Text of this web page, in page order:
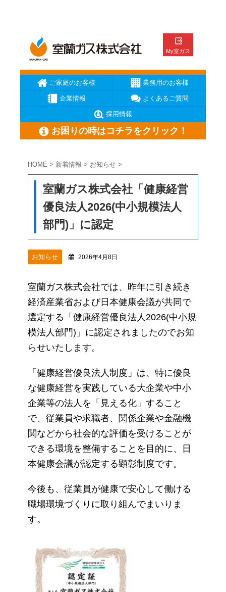
ご家庭のお客様 業務用のお客様
企業情報 よくあるご質問
採用情報
お困りの時はコチラをクリック！
ガス臭いと思ったら ガスが出ない
メーターの復帰方法
HOME > 新着情報 > お知らせ >
室蘭ガス株式会社「健康経営
優良法人2026(中小規模法人
部門)」に認定
お知らせ 2026年4月8日
室蘭ガス株式会社では、昨年に引き続き
経済産業省および日本健康会議が共同で
選定する「健康経営優良法人2026(中小規
模法人部門)」に認定されましたのでお知
らせいたします。
「健康経営優良法人制度」は、特に優良
な健康経営を実践している大企業や中小
企業等の法人を「見える化」すること
で、従業員や求職者、関係企業や金融機
関などから社会的な評価を受けることが
できる環境を整備することを目的に、日
本健康会議が認定する顕彰制度です。
今後も、従業員が健康で安心して働ける
職場環境づくりに取り組んでまいりま
す。